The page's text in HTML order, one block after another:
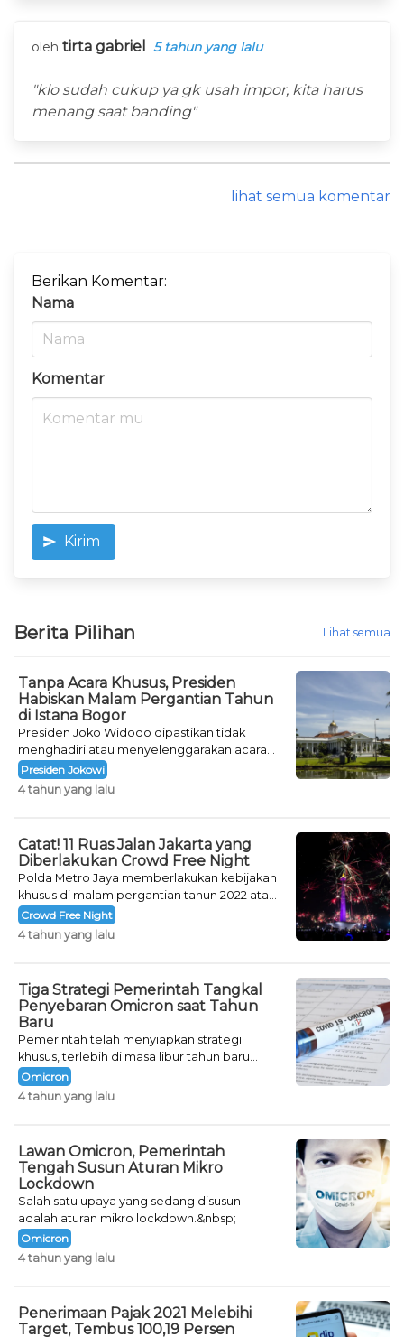
oleh tirta gabriel 5 tahun yang lalu
"klo sudah cukup ya gk usah impor, kita harus
menang saat banding"
lihat semua komentar
Berikan Komentar:
Nama
Komentar
Kirim
Berita Pilihan Lihat semua
Tanpa Acara Khusus, Presiden
Habiskan Malam Pergantian Tahun
di Istana Bogor
Presiden Joko Widodo dipastikan tidak
menghadiri atau menyelenggarakan acara
khusus untuk mengisi malam pergantian
tahun.
Presiden Jokowi
4 tahun yang lalu
Catat! 11 Ruas Jalan Jakarta yang
Diberlakukan Crowd Free Night
Polda Metro Jaya memberlakukan kebijakan
khusus di malam pergantian tahun 2022 atau
Crowd Free Night selama dua hari.
Crowd Free Night
4 tahun yang lalu
Tiga Strategi Pemerintah Tangkal
Penyebaran Omicron saat Tahun
Baru
Pemerintah telah menyiapkan strategi
khusus, terlebih di masa libur tahun baru
seperti saat ini.
Omicron
4 tahun yang lalu
Lawan Omicron, Pemerintah
Tengah Susun Aturan Mikro
Lockdown
Salah satu upaya yang sedang disusun
adalah aturan mikro lockdown.&nbsp;
Omicron
4 tahun yang lalu
Penerimaan Pajak 2021 Melebihi
Target, Tembus 100,19 Persen